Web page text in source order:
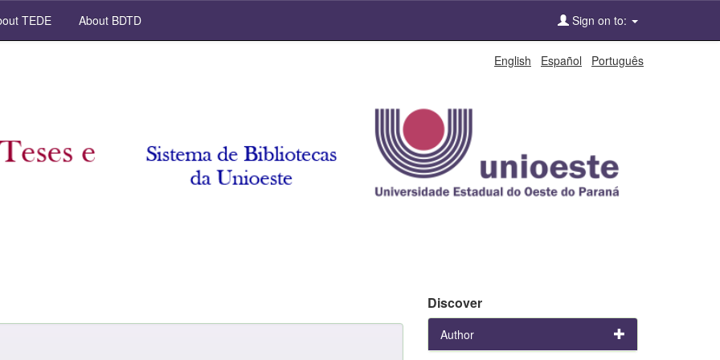
TEDE About BDTD Sign on to:
English Español Português
Discover
Author